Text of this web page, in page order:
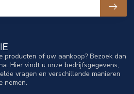
producten of uw aankoop? Bezoek dan
Hier vindt u onze bedrijfsgegevens,
vragen en verschillende manieren
nemen.